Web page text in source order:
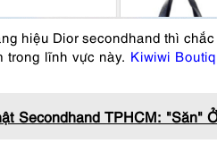
hiệu Dior secondhand thì
lĩnh vực này. Kiwiwi
Secondhand TPHCM: "Săn"